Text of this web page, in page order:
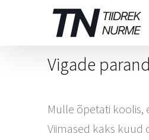
Vigade
Mulle õpetati
Viimased kaks